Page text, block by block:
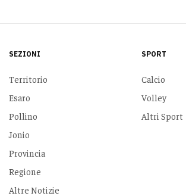
SEZIONI
Territorio
Esaro
Pollino
Jonio
Provincia
Regione
Altre Notizie
SPORT
Calcio
Volley
Altri Sport